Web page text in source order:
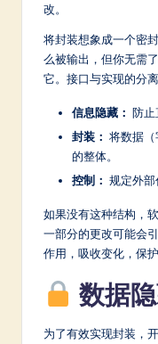
in
o
ft
改。
将封装想象成一个密
么被输出，但你无需
它。接口与实现的分
信息隐藏： 防止
封装： 将数据
的整体。
控制： 规定外部
如果没有这种结构，
一部分的更改可能会
作用，吸收变化，保
数据
为了有效实现封装，